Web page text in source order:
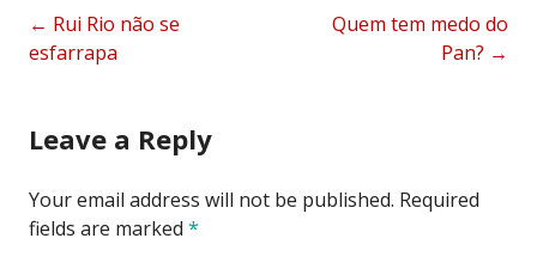
Post
navigation
← Rui Rio não se
esfarrapa
Quem tem medo do
Pan? →
Leave a Reply
Your email address will not be published. Required
fields are marked *